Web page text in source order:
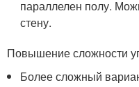
параллелен полу.
стену.
Повышение сложности
Более сложный